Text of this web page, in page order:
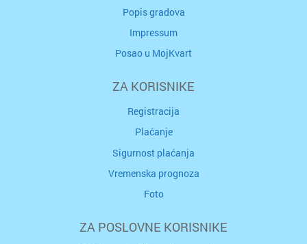
Popis gradova
Impressum
Posao u MojKvart
ZA KORISNIKE
Registracija
Plaćanje
Sigurnost plaćanja
Vremenska prognoza
Foto
ZA POSLOVNE KORISNIKE